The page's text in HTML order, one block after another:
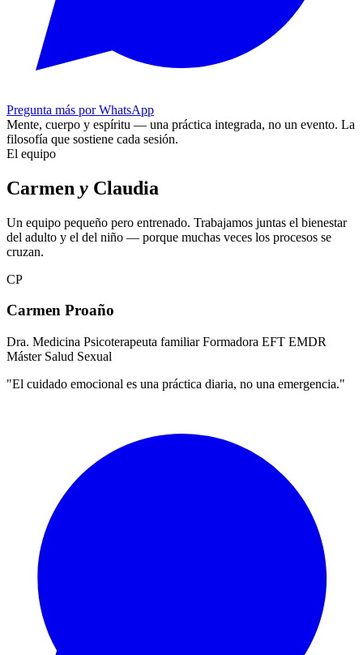
Pregunta más por WhatsApp
Mente, cuerpo y espíritu — una práctica integrada, no un evento. La
filosofía que sostiene cada sesión.
El equipo
Carmen y Claudia
Un equipo pequeño pero entrenado. Trabajamos juntas el bienestar
del adulto y el del niño — porque muchas veces los procesos se
cruzan.
CP
Carmen Proaño
Dra. Medicina Psicoterapeuta familiar Formadora EFT EMDR
Máster Salud Sexual
"El cuidado emocional es una práctica diaria, no una emergencia."